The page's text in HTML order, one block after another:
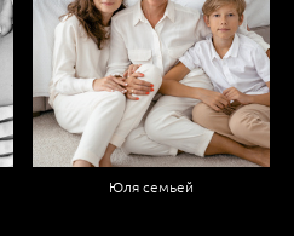
Юля семьей